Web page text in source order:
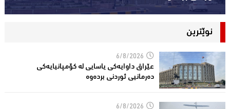
نوێترین
6/8/2026
عێراق داوایەکی یاسایی لە کۆمپانیایه‌كی
دەرمانیى ئوردنی بردەوە